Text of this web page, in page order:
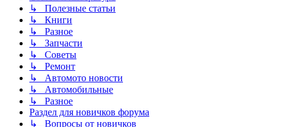
↳ Полезные статьи
↳ Книги
↳ Разное
↳ Запчасти
↳ Советы
↳ Ремонт
↳ Автомото новости
↳ Автомобильные
↳ Разное
Раздел для новичков форума
↳ Вопросы от новичков